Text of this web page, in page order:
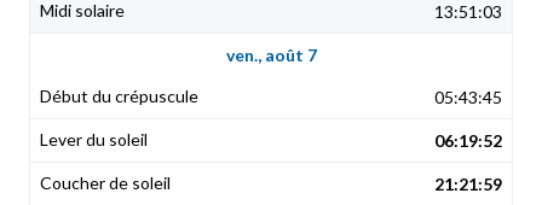
13:51:03
ven., août 7
05:43:45
06:19:52
21:21:59